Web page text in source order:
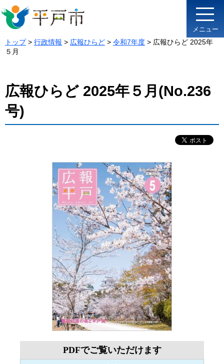
メニュー
トップ> 行政情報 > 広報ひらど > 令和7年度 > 広報ひらど 2025年
５月
広報ひらど 2025年５月(No.236
号)
PDFでご覧いただけます